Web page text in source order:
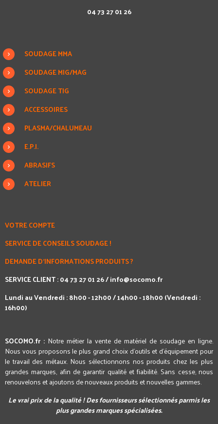
04 73 27 01 26
SOUDAGE MMA
SOUDAGE MIG/MAG
SOUDAGE TIG
ACCESSOIRES
PLASMA/CHALUMEAU
E.P.I.
ABRASIFS
ATELIER
VOTRE COMPTE
SERVICE DE CONSEILS SOUDAGE !
DEMANDE D'INFORMATIONS PRODUITS ?
SERVICE CLIENT : 04 73 27 01 26 /info@socomo.fr
Lundi au Vendredi : 8h00 - 12h00 / 14h00 - 18h00 (Vendredi :
16h00)
SOCOMO.fr : Notre métier la vente de matériel de soudage en ligne.
Nous vous proposons le plus grand choix d'outils et d'équipement pour
le travail des métaux. Nous sélectionnons nos produits chez les plus
grandes marques, afin de garantir qualité et fiabilité. Sans cesse, nous
renouvelons et ajoutons de nouveaux produits et nouvelles gammes.
Le vrai prix de la qualité ! Des fournisseurs sélectionnés parmis les
plus grandes marques spécialisées.